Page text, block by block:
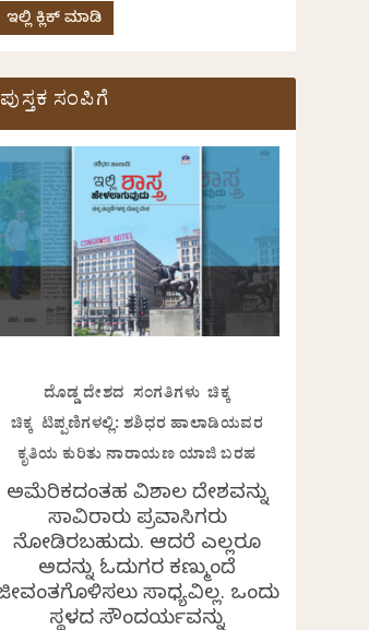
ಇಲ್ಲಿ ಕ್ಲಿಕ್ ಮಾಡಿ
ಪುಸ್ತಕ ಸಂಪಿಗೆ
ದೊಡ್ಡ ದೇಶದ ಸಂಗತಿಗಳು ಚಿಕ್ಕ
ಚಿಕ್ಕ ಟಿಪ್ಪಣಿಗಳಲ್ಲಿ: ಶಶಿಧರ ಹಾಲಾಡಿಯವರ
ಕೃತಿಯ ಕುರಿತು ನಾರಾಯಣ ಯಾಜಿ ಬರಹ
ಅಮೆರಿಕದಂತಹ ವಿಶಾಲ ದೇಶವನ್ನು
ಸಾವಿರಾರು ಪ್ರವಾಸಿಗರು
ನೋಡಿರಬಹುದು. ಆದರೆ ಎಲ್ಲರೂ
ಅದನ್ನು ಓದುಗರ ಕಣ್ಮುಂದೆ
ಸಾಧ್ಯವಿಲ್ಲ. ಒಂದು
ಸ್ಥಳದ ಸೌಂದರ್ಯವನ್ನು